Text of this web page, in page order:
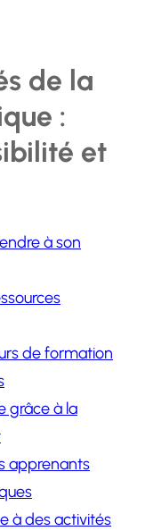
de la
:
et
à son
de formation
grâce à la
apprenants
à des activités